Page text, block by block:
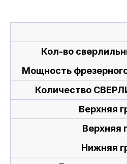
Кол-во
Мощность
Количество
Верхняя
Верхняя
Нижняя